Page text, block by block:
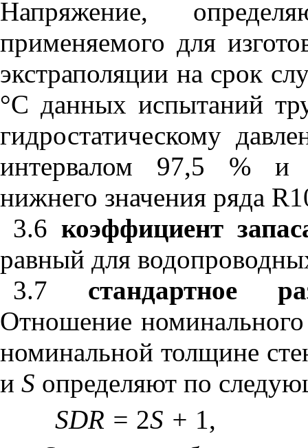
Напряжение,
применяемого для
экстраполяции на срок
°С данных испытаний
гидростатическому
интервалом 97,5 % и
нижнего значения ряда R
3.6коэффициент
равный для
3.7 стандартное
Отношение
номинальной толщине
и S определяют по
SDR = 2S + 1,